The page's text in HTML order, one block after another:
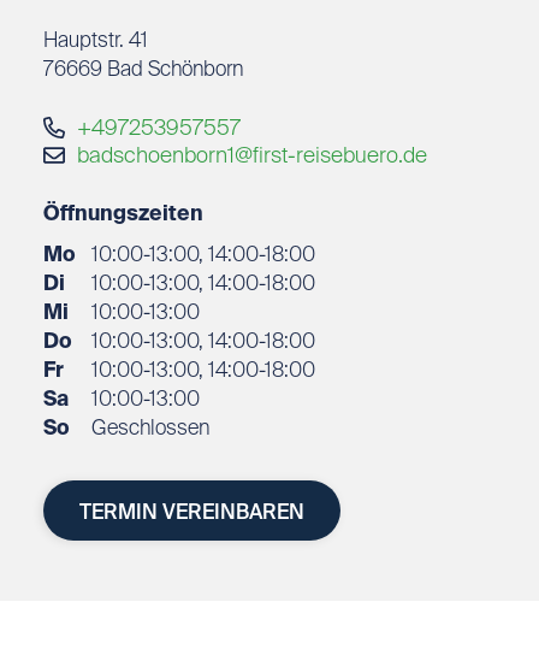
Kulturen und besondere Menschen kennen.
Sammeln Sie Erinnerungen, die bleiben – und
erleben Sie Reisen, die mehr sind als nur Urlaub.
Mein schönstes Ende der Welt: Praia do Forte,
Dorthin zieht es mich immer wieder: Costa de la
Luz, Spanien
Hauptstr. 41
76669 Bad Schönborn
+497253957557
badschoenborn1@first-reisebuero.de
Öffnungszeiten
Mo
10:00-13:00, 14:00-18:00
Di
10:00-13:00, 14:00-18:00
Mi
10:00-13:00
Do
10:00-13:00, 14:00-18:00
Fr
10:00-13:00, 14:00-18:00
Sa
10:00-13:00
So
Geschlossen
TERMIN VEREINBAREN